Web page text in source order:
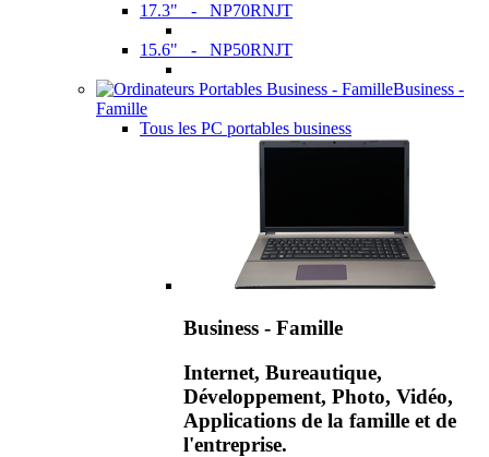
17.3" - NP70RNJT
15.6" - NP50RNJT
Business -
Famille
Tous les PC portables business
Business - Famille
Internet, Bureautique,
Développement, Photo, Vidéo,
Applications de la famille et de
l'entreprise.